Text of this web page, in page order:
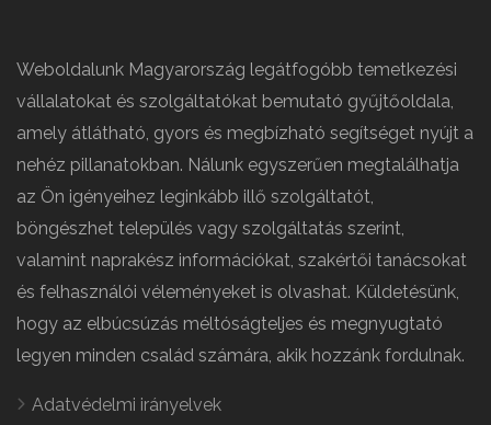
Weboldalunk Magyarország legátfogóbb temetkezési
vállalatokat és szolgáltatókat bemutató gyűjtőoldala,
amely átlátható, gyors és megbízható segítséget nyújt a
nehéz pillanatokban. Nálunk egyszerűen megtalálhatja
az Ön igényeihez leginkább illő szolgáltatót,
böngészhet település vagy szolgáltatás szerint,
valamint naprakész információkat, szakértői tanácsokat
és felhasználói véleményeket is olvashat. Küldetésünk,
hogy az elbúcsúzás méltóságteljes és megnyugtató
legyen minden család számára, akik hozzánk fordulnak.
Adatvédelmi irányelvek